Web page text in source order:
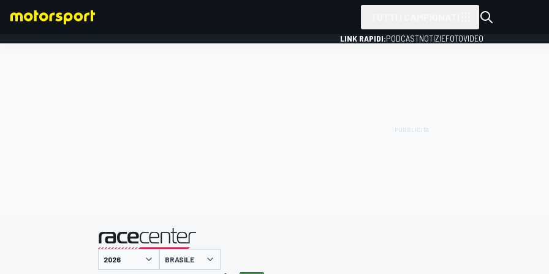
LINK RAPIDI:PODCASTNOTIZIEFOTOVIDEO
presentato da
BRASILE